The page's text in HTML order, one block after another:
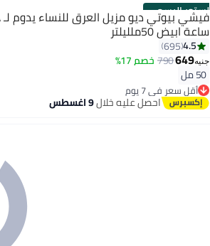
الستور الرسمي
ساعة ابيض 50ملليلتر
4.5
695
جنيه649
790خصم 17%
50 مل
أقل سعر في 7 يوم
توصيل مجاني
أقل سعر في 7 يوم
احصل عليه خلال9 اغسطس